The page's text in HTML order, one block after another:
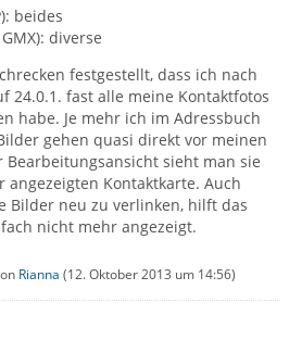
beides
diverse
festgestellt, dass ich nach
24.0.1. fast alle meine Kontaktfotos
habe. Je mehr ich im Adressbuch
gehen quasi direkt vor meinen
Bearbeitungsansicht sieht man sie
angezeigten Kontaktkarte. Auch
Bilder neu zu verlinken, hilft das
nicht mehr angezeigt.
Rianna (12. Oktober 2013 um 14:56)